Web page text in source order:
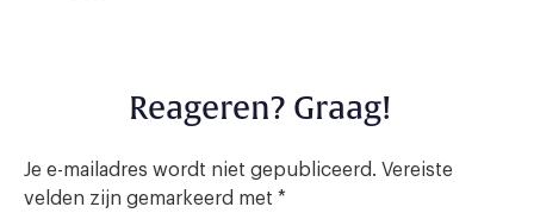
Reageren? Graag!
Je e-mailadres wordt niet gepubliceerd. Vereiste
velden zijn gemarkeerd met *